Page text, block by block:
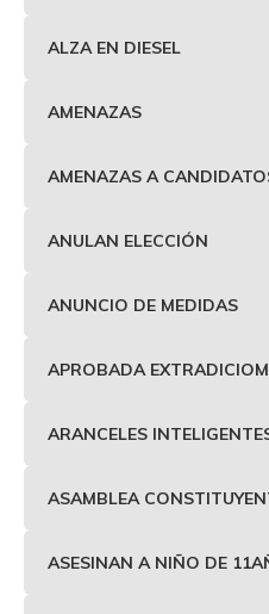
ALZA EN DIESEL
AMENAZAS
AMENAZAS A
ANULAN ELECCIÓN
ANUNCIO DE MEDIDAS
APROBADA
ARANCELES
ASAMBLEA
ASESINAN A NIÑO DE